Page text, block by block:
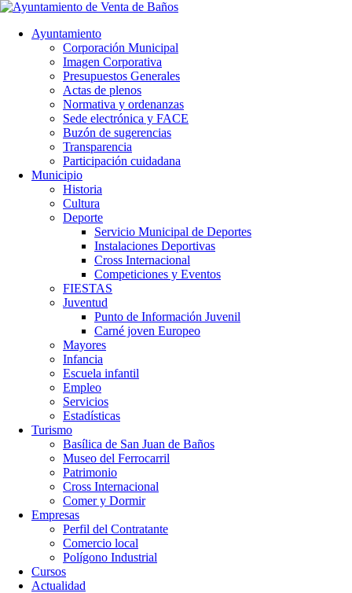
Ayuntamiento
Corporación Municipal
Imagen Corporativa
Presupuestos Generales
Actas de plenos
Normativa y ordenanzas
Sede electrónica y FACE
Buzón de sugerencias
Transparencia
Participación cuidadana
Municipio
Historia
Cultura
Deporte
Servicio Municipal de Deportes
Instalaciones Deportivas
Cross Internacional
Competiciones y Eventos
FIESTAS
Juventud
Punto de Información Juvenil
Carné joven Europeo
Mayores
Infancia
Escuela infantil
Empleo
Servicios
Estadísticas
Turismo
Basílica de San Juan de Baños
Museo del Ferrocarril
Patrimonio
Cross Internacional
Comer y Dormir
Empresas
Perfil del Contratante
Comercio local
Polígono Industrial
Cursos
Actualidad